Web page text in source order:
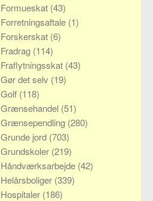
Formueskat (43)
Forretningsaftale (1)
Forskerskat (6)
Fradrag (114)
Fraflytningsskat (43)
Gør det selv (19)
Golf (118)
Grænsehandel (51)
Grænsependling (280)
Grunde jord (703)
Grundskoler (219)
Håndværksarbejde (42)
Helårsboliger (339)
Hospitaler (186)